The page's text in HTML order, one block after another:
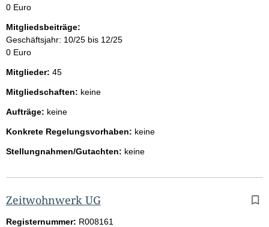
0 Euro
Mitgliedsbeiträge:
Geschäftsjahr: 10/25 bis 12/25
0 Euro
Mitglieder: 45
Mitgliedschaften: keine
Aufträge: keine
Konkrete Regelungsvorhaben: keine
Stellungnahmen/Gutachten: keine
Zeitwohnwerk UG
Registernummer: R008161